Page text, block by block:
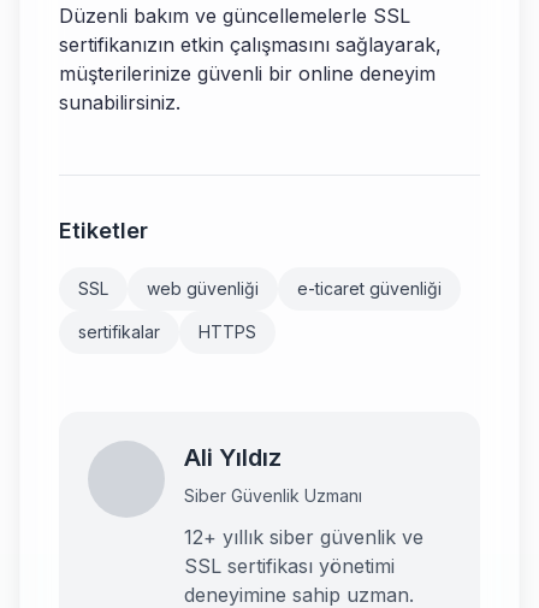
Düzenli bakım ve güncellemelerle SSL
sertifikanızın etkin çalışmasını sağlayarak,
müşterilerinize güvenli bir online deneyim
sunabilirsiniz.
Etiketler
SSL web güvenliği e-ticaret güvenliği
sertifikalar HTTPS
Ali Yıldız
Siber Güvenlik Uzmanı
12+ yıllık siber güvenlik ve
SSL sertifikası yönetimi
deneyimine sahip uzman.